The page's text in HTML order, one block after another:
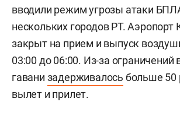
вводили режим угрозы атаки
нескольких городов РТ. Аэропорт
закрыт на прием и выпуск
03:00 до 06:00. Из-за ограничений
гавани задерживалось больше 50
вылет и прилет.